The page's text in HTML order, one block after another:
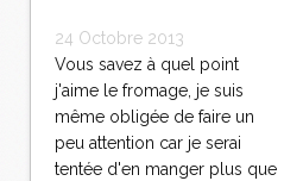
24 Octobre 2013
Vous savez à quel point
j'aime le fromage, je suis
même obligée de faire un
peu attention car je serai
tentée d'en manger plus que